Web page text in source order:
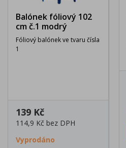
Balónek fóliový 102
cm č.1 modrý
Fóliový balónek ve tvaru čísla
1
139 Kč
114,9 Kč bez DPH
Vyprodáno